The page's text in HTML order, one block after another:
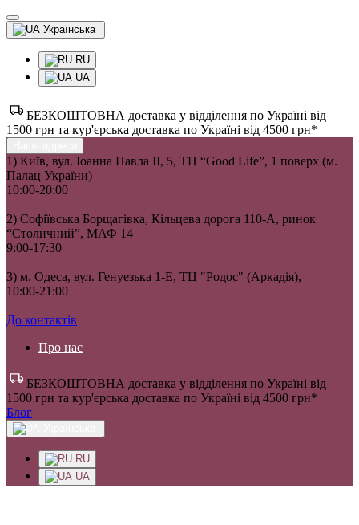
Українська
RU
UA
БЕЗКОШТОВНА доставка у відділення по Україні від
1500 грн та кур'єрська доставка по Україні від 4500 грн*
1) Київ, вул. Іоанна Павла II, 5, ТЦ “Good Life”, 1 поверх (м.
Палац України)
10:00-20:00
2) Софіївська Борщагівка, Кільцева дорога 110-А, ринок
“Столичний”, МАФ 14
9:00-17:30
3) м. Одеса, вул. Генуезька 1-Е, ТЦ "Родос" (Аркадія),
10:00-21:00
До контактів
Про нас
БЕЗКОШТОВНА доставка у відділення по Україні від
1500 грн та кур'єрська доставка по Україні від 4500 грн*
Блог
RU
UA